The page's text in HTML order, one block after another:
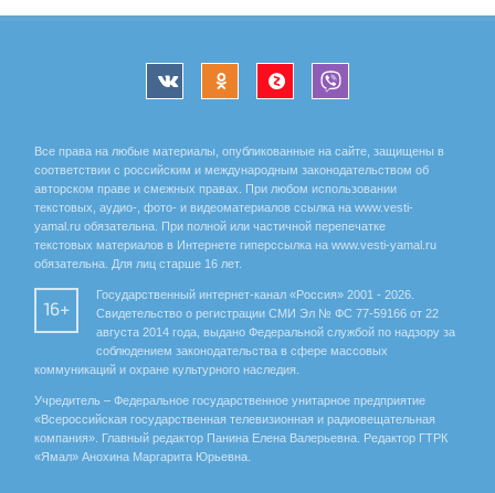
Все права на любые материалы, опубликованные на сайте, защищены в
соответствии с российским и международным законодательством об
авторском праве и смежных правах. При любом использовании
текстовых, аудио-, фото- и видеоматериалов ссылка на www.vesti-
yamal.ru обязательна. При полной или частичной перепечатке
текстовых материалов в Интернете гиперссылка на www.vesti-yamal.ru
обязательна. Для лиц старше 16 лет.
16+
Государственный интернет-канал «Россия» 2001 - 2026.
Свидетельство о регистрации СМИ Эл № ФС 77-59166 от 22
августа 2014 года, выдано Федеральной службой по надзору за
соблюдением законодательства в сфере массовых
коммуникаций и охране культурного наследия.
Учредитель – Федеральное государственное унитарное предприятие
«Всероссийская государственная телевизионная и радиовещательная
компания». Главный редактор Панина Елена Валерьевна. Редактор ГТРК
«Ямал» Анохина Маргарита Юрьевна.